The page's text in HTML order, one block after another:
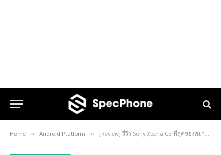
Home » Android Platform » [Review] รีวิว Sony Xperia C3 ที่สุดของสมาร์ทโฟนโปรเซลฟี่ กล้องหน้า 5 ล้านพร้อมแฟลช ในราคาไม่ถึงหมื่น